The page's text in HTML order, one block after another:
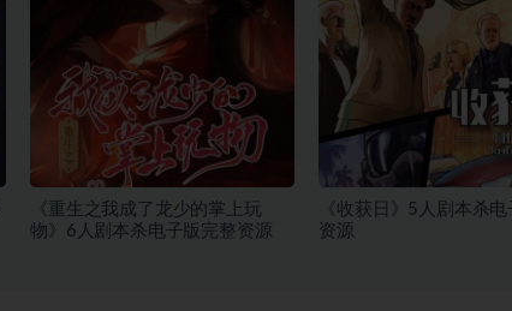
《重生之我成了龙少的掌上玩
物》6人剧本杀电子版完整资源
《收获日》5人剧本杀
资源